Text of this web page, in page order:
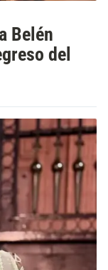
Belén
del